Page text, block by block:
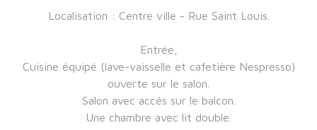
Localisation : Centre ville - Rue Saint Louis.
Entrée,
Cuisine équipé (lave-vaisselle et cafetière Nespresso)
ouverte sur le salon.
Salon avec accés sur le balcon.
Une chambre avec lit double.